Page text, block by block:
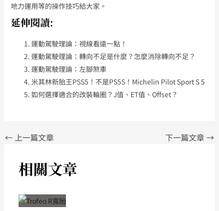
地力運用等的操作技巧給大家。
延伸閱讀:
運動駕駛理論：視線看遠一點！
運動駕駛理論：轉向不足是什麼？怎麼消除轉向不足？
運動駕駛理論：左腳煞車
米其林新胎王PSS5！不是PS5S！Michelin Pilot Sport S 5
如何選擇適合的改裝輪圈？J值、ET值、offset？
←上一篇文章 下一篇文章→
相關文章